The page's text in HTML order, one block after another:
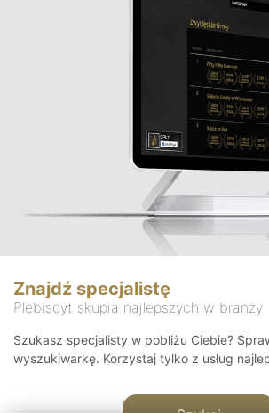
Znajdź specjalistę
Plebiscyt skupia najlepszych w branży
Szukasz specjalisty w pobliżu Ciebie?
wyszukiwarkę. Korzystaj tylko z usług